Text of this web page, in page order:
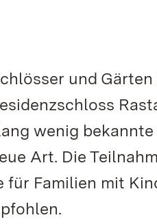
und
wenig
Art. Die
Familien mit